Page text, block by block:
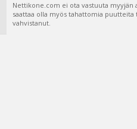
Nettikone.com ei ota vastuuta myyjän
saattaa olla myös tahattomia
vahvistanut.